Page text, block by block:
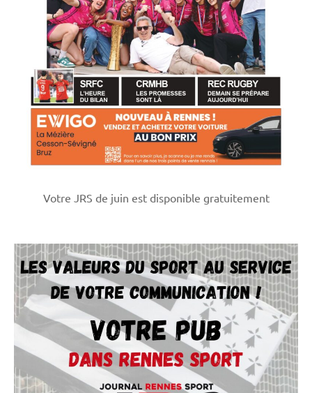
Votre JRS de juin est disponible gratuitement